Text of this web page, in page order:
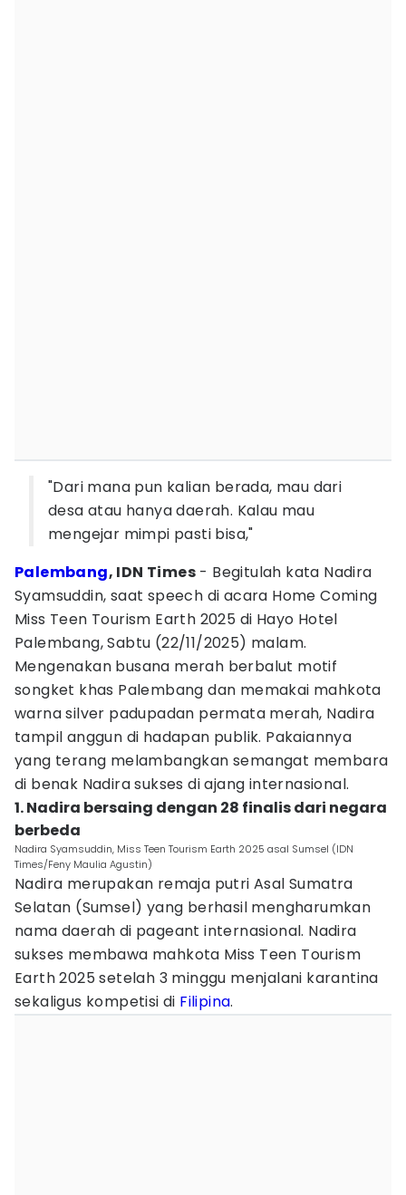
"Dari mana pun kalian berada, mau dari
desa atau hanya daerah. Kalau mau
mengejar mimpi pasti bisa,"
Palembang, IDN Times - Begitulah kata Nadira
Syamsuddin, saat speech di acara Home Coming
Miss Teen Tourism Earth 2025 di Hayo Hotel
Palembang, Sabtu (22/11/2025) malam.
Mengenakan busana merah berbalut motif
songket khas Palembang dan memakai mahkota
warna silver padupadan permata merah, Nadira
tampil anggun di hadapan publik. Pakaiannya
yang terang melambangkan semangat membara
di benak Nadira sukses di ajang internasional.
1. Nadira bersaing dengan 28 finalis dari negara
berbeda
Nadira Syamsuddin, Miss Teen Tourism Earth 2025 asal Sumsel (IDN
Times/Feny Maulia Agustin)
Nadira merupakan remaja putri Asal Sumatra
Selatan (Sumsel) yang berhasil mengharumkan
nama daerah di pageant internasional. Nadira
sukses membawa mahkota Miss Teen Tourism
Earth 2025 setelah 3 minggu menjalani karantina
sekaligus kompetisi di Filipina.